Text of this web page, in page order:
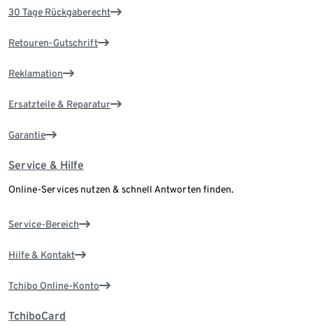
30 Tage Rückgaberecht
Retouren-Gutschrift
Reklamation
Ersatzteile & Reparatur
Garantie
Service & Hilfe
Online-Services nutzen & schnell Antworten finden.
Service-Bereich
Hilfe & Kontakt
Tchibo Online-Konto
TchiboCard